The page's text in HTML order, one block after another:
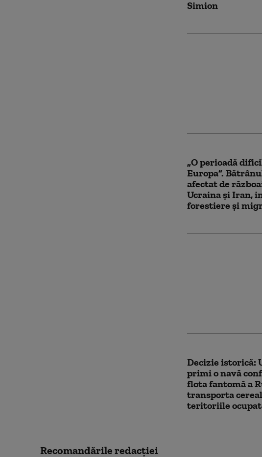
Simion
„O perioadă
Europa”.
afectat de
Ucraina și Iran,
forestiere și
Decizie istorică:
primi o navă
flota fantomă a
transporta
teritoriile
Recomandările redacţiei